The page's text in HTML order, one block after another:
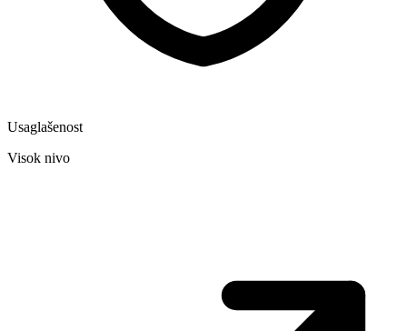
Usaglašenost
Visok nivo